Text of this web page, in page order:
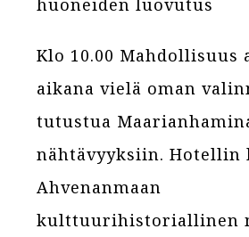
huoneiden luovutus
Klo 10.00 Mahdollisuus
aikana vielä oman
tutustua
nähtävyyksiin. Hotellin
Ahvenanmaan
kulttuurihistoriallinen